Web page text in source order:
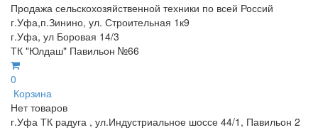
Продажа сельскохозяйственной техники по всей Россий
г.Уфа,п.Зинино, ул. Строительная 1к9
г.Уфа, ул Боровая 14/3
ТК "Юлдаш" Павильон №66
0
Корзина
Нет товаров
г.Уфа ТК радуга , ул.Индустриальное шоссе 44/1, Павильон 2